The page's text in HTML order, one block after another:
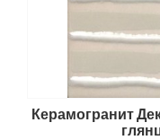
Керамогранит